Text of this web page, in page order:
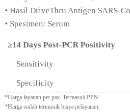
• Hasil DriveThru Antigen SARS-
• Spesimen: Serum
≥14 Days Post-PCR Positivity
Sensitivity
Specificity
*Harga layanan per pax. Termasuk PPN.
*Harga sudah termasuk biaya pelayanan;